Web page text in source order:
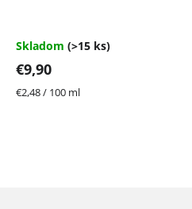
4,7
5
hviezdičiek.
Skladom (>15 ks)
€9,90
Jednotková
€2,48 / 100 ml